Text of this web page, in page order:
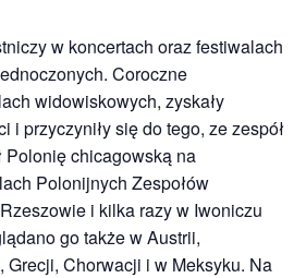
w koncertach oraz festiwalach
Coroczne
widowiskowych, zyskały
i przyczyniły się do tego, ze zespół
Polonię chicagowską na
Polonijnych Zespołów
i kilka razy w Iwoniczu
go także w Austrii,
Grecji, Chorwacji i w Meksyku. Na